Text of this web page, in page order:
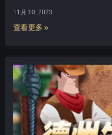
11月 10, 2023
查看更多 »